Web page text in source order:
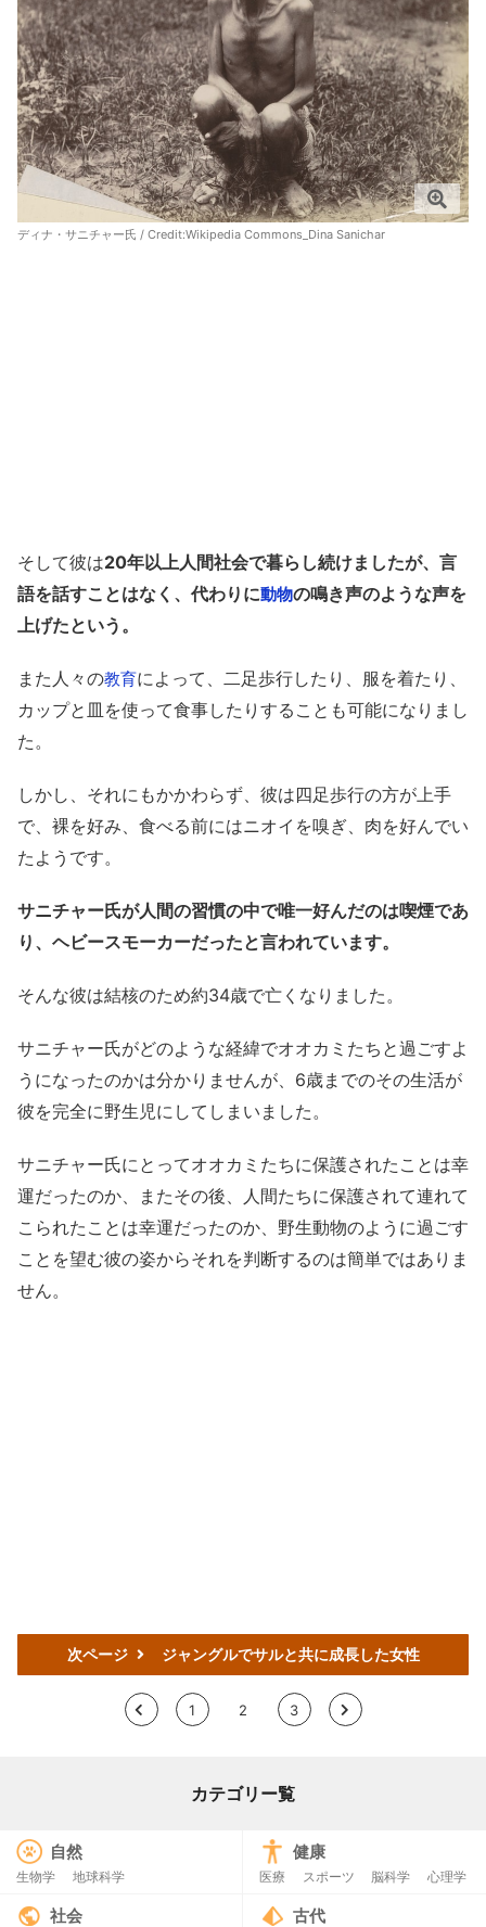
ディナ・サニチャー氏 / Credit:Wikipedia Commons_Dina Sanichar
そして彼は20年以上人間社会で暮らし続けましたが、言
語を話すことはなく、代わりに動物の鳴き声のような声を
上げたという。
また人々の教育によって、二足歩行したり、服を着たり、
カップと皿を使って食事したりすることも可能になりまし
た。
しかし、それにもかかわらず、彼は四足歩行の方が上手
で、裸を好み、食べる前にはニオイを嗅ぎ、肉を好んでい
たようです。
サニチャー氏が人間の習慣の中で唯一好んだのは喫煙であ
り、ヘビースモーカーだったと言われています。
そんな彼は結核のため約34歳で亡くなりました。
サニチャー氏がどのような経緯でオオカミたちと過ごすよ
うになったのかは分かりませんが、6歳までのその生活が
彼を完全に野生児にしてしまいました。
サニチャー氏にとってオオカミたちに保護されたことは幸
運だったのか、またその後、人間たちに保護されて連れて
こられたことは幸運だったのか、野生動物のように過ごす
ことを望む彼の姿からそれを判断するのは簡単ではありま
せん。
次ページ ジャングルでサルと共に成長した女性
< 1 2 3 >
カテゴリー覧
自然
生物学 地球科学
健康
医療 スポーツ 脳科学 心理学
社会 古代